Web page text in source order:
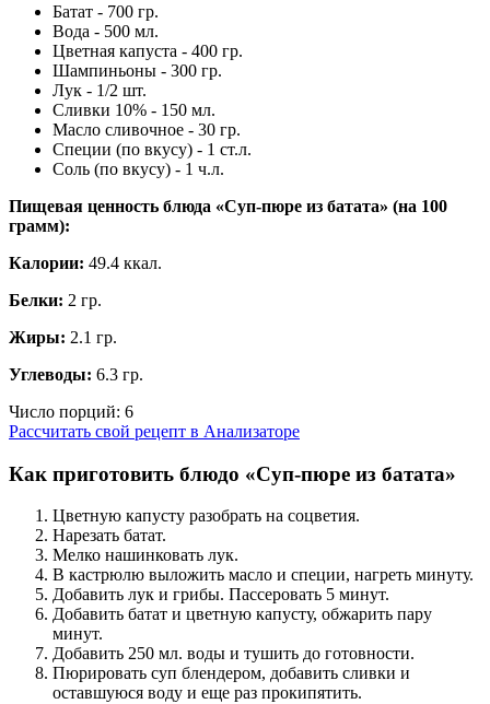
Батат - 700 гр.
Вода - 500 мл.
Цветная капуста - 400 гр.
Шампиньоны - 300 гр.
Лук - 1/2 шт.
Сливки 10% - 150 мл.
Масло сливочное - 30 гр.
Специи (по вкусу) - 1 ст.л.
Соль (по вкусу) - 1 ч.л.
Пищевая ценность блюда «Суп-пюре из батата» (на 100
грамм):
Калории: 49.4 ккал.
Белки: 2 гр.
Жиры: 2.1 гр.
Углеводы: 6.3 гр.
Число порций: 6
Рассчитать свой рецепт в Анализаторе
Как приготовить блюдо «Суп-пюре из батата»
Цветную капусту разобрать на соцветия.
Нарезать батат.
Мелко нашинковать лук.
В кастрюлю выложить масло и специи, нагреть минуту.
Добавить лук и грибы. Пассеровать 5 минут.
Добавить батат и цветную капусту, обжарить пару
минут.
Добавить 250 мл. воды и тушить до готовности.
Пюрировать суп блендером, добавить сливки и
оставшуюся воду и еще раз прокипятить.